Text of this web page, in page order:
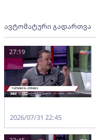
ავტომატური გადართვა
27:19
2026/07/31 22:45